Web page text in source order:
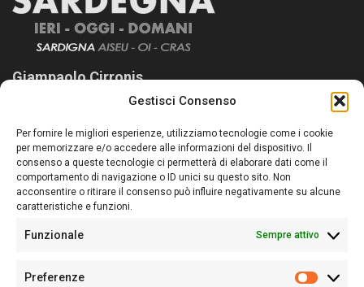
Gestisci Consenso
Per fornire le migliori esperienze, utilizziamo tecnologie come i cookie
per memorizzare e/o accedere alle informazioni del dispositivo. Il
consenso a queste tecnologie ci permetterà di elaborare dati come il
comportamento di navigazione o ID unici su questo sito. Non
acconsentire o ritirare il consenso può influire negativamente su alcune
caratteristiche e funzioni.
Funzionale Sempre attivo
Preferenze
Giampaolo Cirronis
Sardegna Ieri-Oggi-Domani nasce per informare “liberamente” i
lettori su quanto accade in Sardegna, con un occhio rivolto al
nostro passato e, soprattutto, al nostro futuro
Follow Us
Sede:Via Cristoforo Colombo 09013 Carbonia